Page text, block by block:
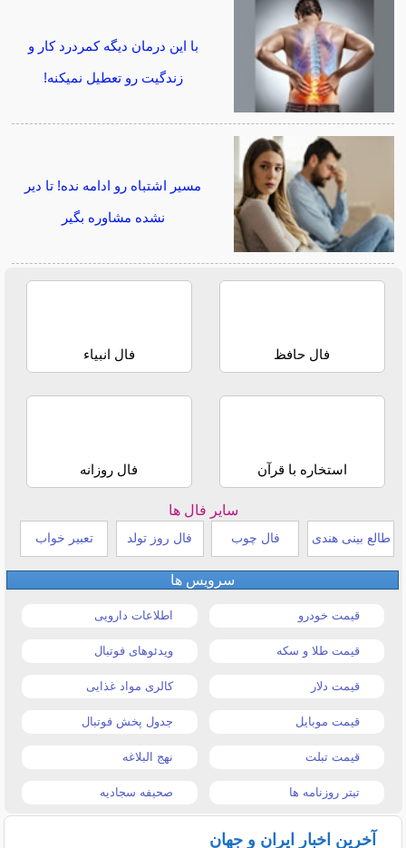
با این درمان دیگه کمردرد کار و
زندگیت رو تعطیل نمیکنه!
مسیر اشتباه رو ادامه نده! تا دیر
نشده مشاوره بگیر
فال حافظ فال انبیاء
استخاره با قرآن فال روزانه
سایر فال ها
طالع بینی هندی فال چوب فال روز تولد تعبیر خواب
سرویس ها
قیمت خودرو اطلاعات دارویی
قیمت طلا و سکه ویدئوهای فوتبال
قیمت دلار کالری مواد غذایی
قیمت موبایل جدول پخش فوتبال
قیمت تبلت نهج البلاغه
تیتر روزنامه ها صحیفه سجادیه
آخرین اخبار ایران و جهان